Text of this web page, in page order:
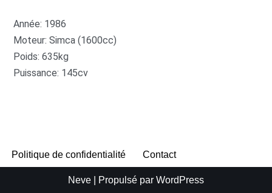
Année: 1986
Moteur: Simca (1600cc)
Poids: 635kg
Puissance: 145cv
Politique de confidentialité Contact
Neve | Propulsé par WordPress